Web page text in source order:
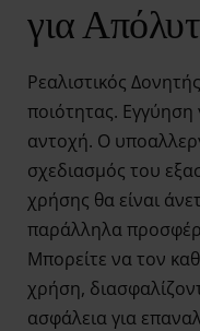
για
Ρεαλιστικός
ποιότητας. Εγγύηση
αντοχή. Ο
σχεδιασμός του
χρήσης θα είναι
παράλληλα
Μπορείτε να τον
χρήση,
ασφάλεια για